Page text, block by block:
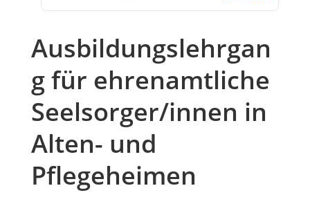
Ausbildungslehrgan
g für ehrenamtliche
Seelsorger/innen in
Alten- und
Pflegeheimen